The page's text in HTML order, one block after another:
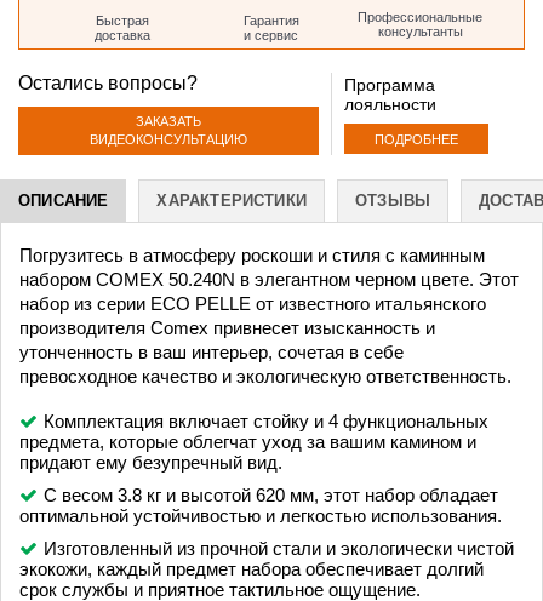
Остались вопросы?
ЗАКАЗАТЬ
ВИДЕОКОНСУЛЬТАЦИЮ
Программа
лояльности
ПОДРОБНЕЕ
Быстрая
доставка
Гарантия
и сервис
Профессиональные
консультанты
ОПИСАНИЕ ХАРАКТЕРИСТИКИ ОТЗЫВЫ
Погрузитесь в атмосферу роскоши и стиля с каминным
набором COMEX 50.240N в элегантном черном цвете. Этот
набор из серии ECO PELLE от известного итальянского
производителя Comex привнесет изысканность и
утонченность в ваш интерьер, сочетая в себе
превосходное качество и экологическую ответственность.
Комплектация включает стойку и 4 функциональных
предмета, которые облегчат уход за вашим камином и
придают ему безупречный вид.
С весом 3.8 кг и высотой 620 мм, этот набор обладает
оптимальной устойчивостью и легкостью использования.
Изготовленный из прочной стали и экологически чистой
экокожи, каждый предмет набора обеспечивает долгий
срок службы и приятное тактильное ощущение.